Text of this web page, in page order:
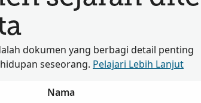
dokumen yang berbagi detail penting
seseorang. Pelajari Lebih Lanjut
Nama